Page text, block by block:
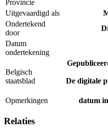
Provincie
Uitgevaardigd als
Ondertekend
door
Datum
ondertekening
Belgisch
staatsblad
De digitale
Opmerkingen
datum
Relaties